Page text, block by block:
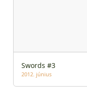
Swords #3
2012. június